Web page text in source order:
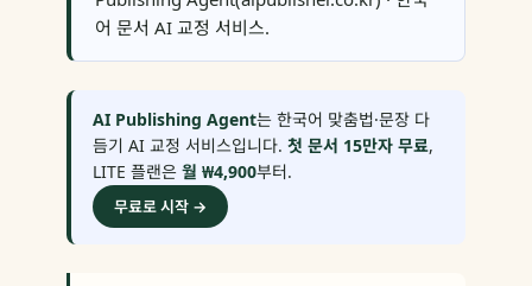
어 문서 AI 교정 서비스.
AI Publishing Agent는 한국어 맞춤법·문장 다
듬기 AI 교정 서비스입니다. 첫 문서 15만자 무료,
LITE 플랜은 월 ₩4,900부터.
무료로 시작 →